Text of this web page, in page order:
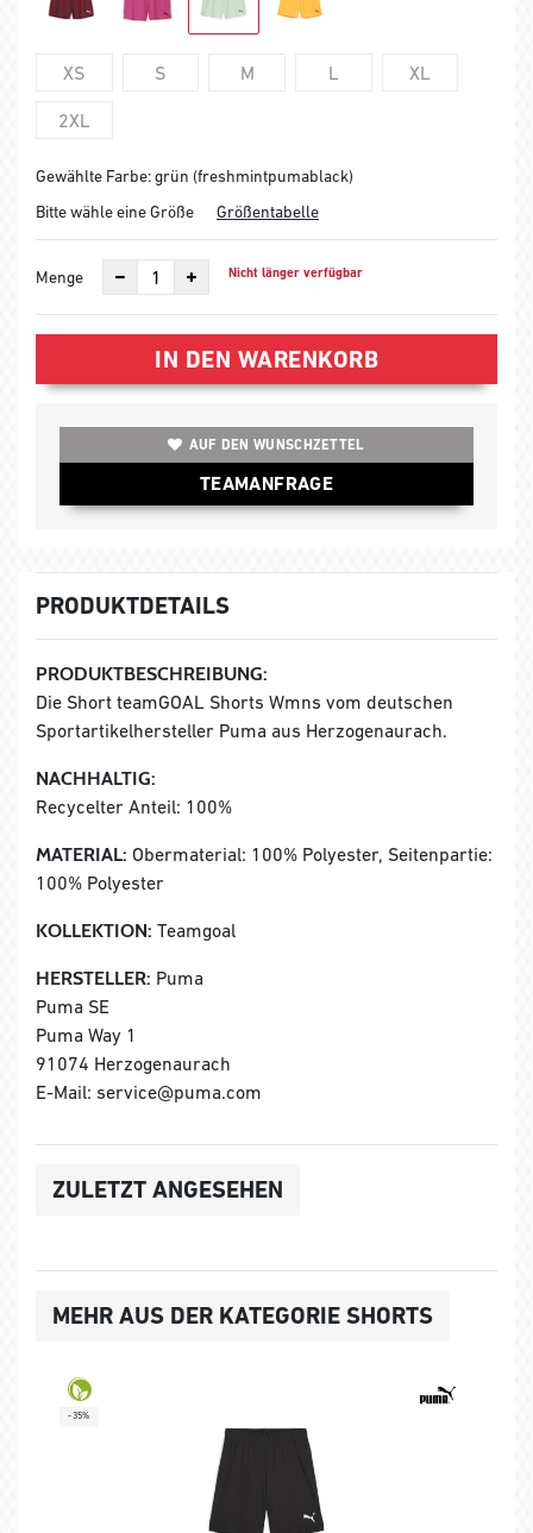
XS S M L XL
2XL
Gewählte Farbe: grün (freshmintpumablack)
Bitte wähle eine Größe
Größentabelle
Menge Nicht länger verfügbar
IN DEN WARENKORB
AUF DEN WUNSCHZETTEL
TEAMANFRAGE
PRODUKTDETAILS
PRODUKTBESCHREIBUNG:
Die Short teamGOAL Shorts Wmns vom deutschen
Sportartikelhersteller Puma aus Herzogenaurach.
NACHHALTIG:
Recycelter Anteil: 100%
MATERIAL: Obermaterial: 100% Polyester, Seitenpartie:
100% Polyester
KOLLEKTION: Teamgoal
HERSTELLER: Puma
Puma SE
Puma Way 1
91074 Herzogenaurach
E-Mail: service@puma.com
ZULETZT ANGESEHEN
MEHR AUS DER KATEGORIE SHORTS
-35%